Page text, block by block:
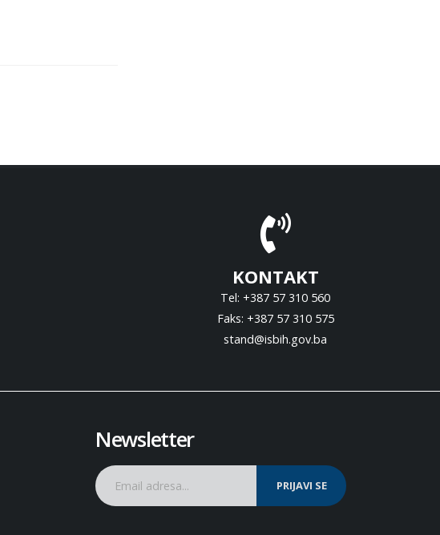
KONTAKT
Tel: +387 57 310 560
Faks: +387 57 310 575
stand@isbih.gov.ba
Newsletter
PRIJAVI SE